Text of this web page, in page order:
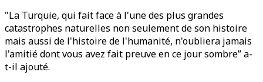
"La Turquie, qui fait face à l'une des plus grandes
catastrophes naturelles non seulement de son histoire
mais aussi de l'histoire de l'humanité, n'oubliera jamais
l'amitié dont vous avez fait preuve en ce jour sombre” a-
t-il ajouté.